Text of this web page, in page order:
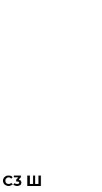
C3 Ш